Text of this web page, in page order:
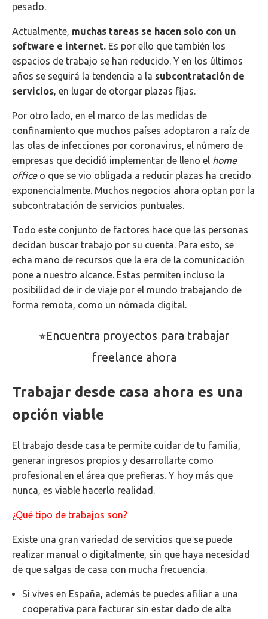
pesado.
Actualmente, muchas tareas se hacen solo con un
software e internet. Es por ello que también los
espacios de trabajo se han reducido. Y en los últimos
años se seguirá la tendencia a la subcontratación de
servicios, en lugar de otorgar plazas fijas.
Por otro lado, en el marco de las medidas de
confinamiento que muchos países adoptaron a raíz de
las olas de infecciones por coronavirus, el número de
empresas que decidió implementar de lleno el home
officeo que se vio obligada a reducir plazas ha crecido
exponencialmente. Muchos negocios ahora optan por la
subcontratación de servicios puntuales.
Todo este conjunto de factores hace que las personas
decidan buscar trabajo por su cuenta. Para esto, se
echa mano de recursos que la era de la comunicación
pone a nuestro alcance. Estas permiten incluso la
posibilidad de ir de viaje por el mundo trabajando de
forma remota, como un nómada digital.
⭐Encuentra proyectos para trabajar
freelance ahora
Trabajar desde casa ahora es una
opción viable
El trabajo desde casa te permite cuidar de tu familia,
generar ingresos propios y desarrollarte como
profesional en el área que prefieras. Y hoy más que
nunca, es viable hacerlo realidad.
¿Qué tipo de trabajos son?
Existe una gran variedad de servicios que se puede
realizar manual o digitalmente, sin que haya necesidad
de que salgas de casa con mucha frecuencia.
Si vives en España, además te puedes afiliar a una
cooperativa para facturar sin estar dado de alta